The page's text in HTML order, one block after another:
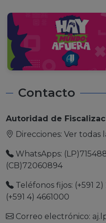
Contacto
Autoridad de
Direcciones: Ver todas
WhatsApps:
(CB)72060894
Teléfonos fijos: (+591
(+591 4) 4661000
Correo electrónico: